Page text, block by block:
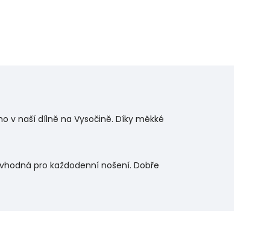
v naší dílně na Vysočině. Díky měkké
pro každodenní nošení. Dobře